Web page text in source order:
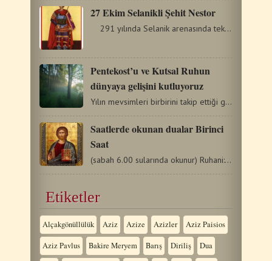
27 Ekim Selanikli Şehit Nestor
291 yılında Selanik arenasında teke tek dövüşler…
Pentekost’u ve Kutsal Ruhun
dünyaya gelişini kutluyoruz
Yılın mevsimleri birbirini takip ettiği gibi Kilise’de…
Saatlerde okunan dualar Birinci
Saat
(sabah 6.00 sularında okunur) Ruhani: Kutludur Tanrımız,…
Etiketler
Alçakgönüllülük Aziz Azize Azizler Aziz Paisios
Aziz Pavlus Bakire Meryem Barış Diriliş Dua